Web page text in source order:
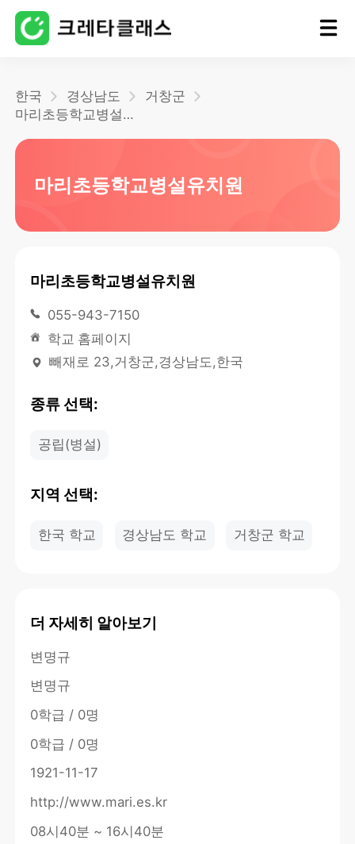
블로그
한국 경상남도
거창군
마리초등학교병설유치원
마리초등학교병설유치원
마리초등학교병설유치원
055-943-7150
학교 홈페이지
빼재로 23,거창군,경상남도,한국
종류 선택:
공립(병설)
지역 선택:
한국 학교 경상남도 학교 거창군 학교
더 자세히 알아보기
변명규
변명규
0학급 / 0명
0학급 / 0명
1921-11-17
http://www.mari.es.kr
08시40분 ~ 16시40분